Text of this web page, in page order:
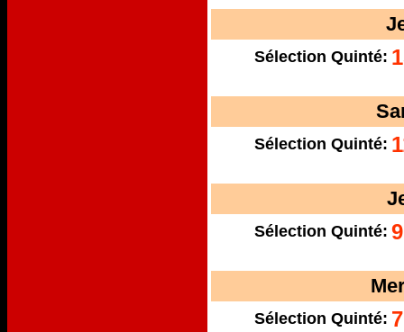
Sélection Quinté:
Sélection Quinté:
Sélection Quinté:
Sélection Quinté: